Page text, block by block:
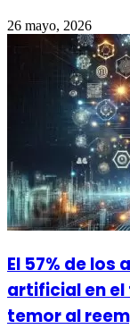
26 mayo, 2026
El 57% de
artificial en
temor al